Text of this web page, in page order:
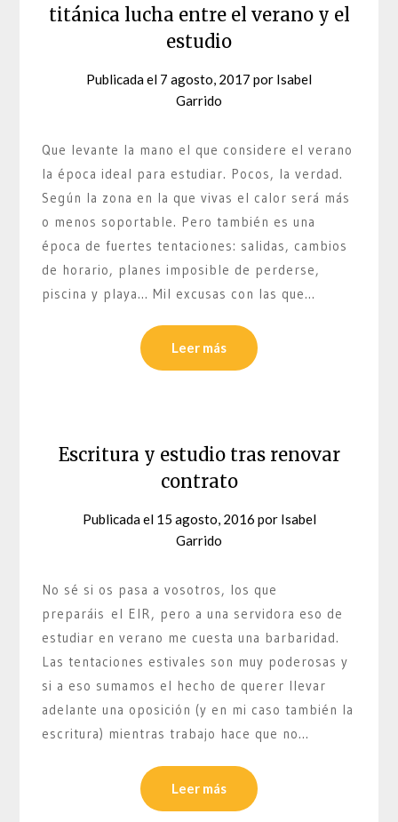
titánica lucha entre el verano y el
estudio
Publicada el 7 agosto, 2017 por Isabel
Garrido
Que levante la mano el que considere el verano
la época ideal para estudiar. Pocos, la verdad.
Según la zona en la que vivas el calor será más
o menos soportable. Pero también es una
época de fuertes tentaciones: salidas, cambios
de horario, planes imposible de perderse,
piscina y playa… Mil excusas con las que…
Leer más
Escritura y estudio tras renovar
contrato
Publicada el 15 agosto, 2016 por Isabel
Garrido
No sé si os pasa a vosotros, los que
preparáis el EIR, pero a una servidora eso de
estudiar en verano me cuesta una barbaridad.
Las tentaciones estivales son muy poderosas y
si a eso sumamos el hecho de querer llevar
adelante una oposición (y en mi caso también la
escritura) mientras trabajo hace que no…
Leer más